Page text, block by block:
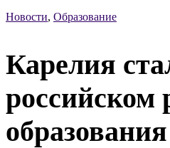
Новости, Образование
Карелия
российском
образования